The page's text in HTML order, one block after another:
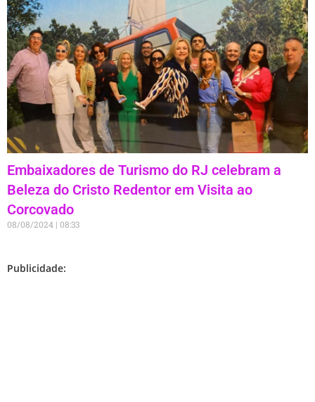
Embaixadores de Turismo do RJ celebram a
Beleza do Cristo Redentor em Visita ao
Corcovado
08/08/2024 08:33
Publicidade: